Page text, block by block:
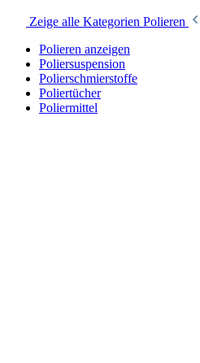
Zeige alle Kategorien Polieren
Polieren anzeigen
Poliersuspension
Polierschmierstoffe
Poliertücher
Poliermittel